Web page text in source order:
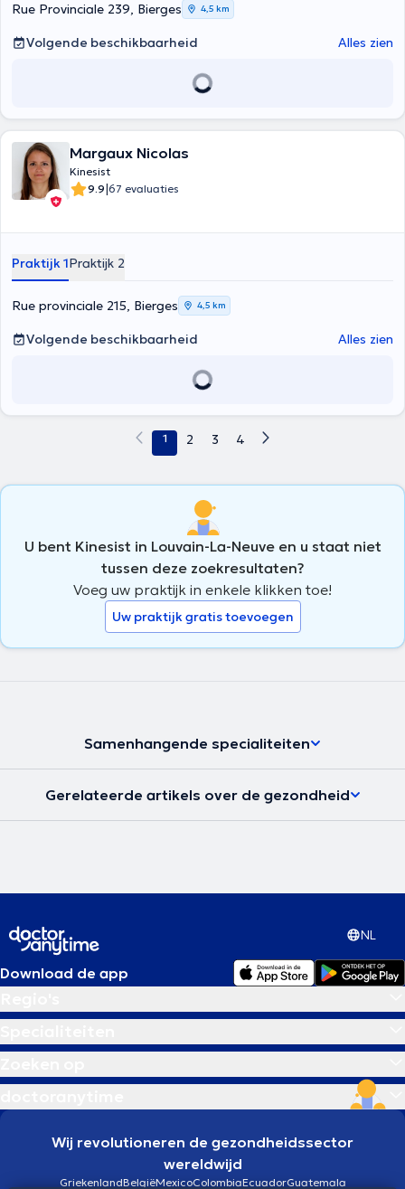
Rue Provinciale 239, Bierges 4,5 km
Volgende beschikbaarheid Alles zien
Margaux Nicolas
Kinesist
9.9|67 evaluaties
Praktijk 1Praktijk 2
Rue provinciale 215, Bierges 4,5 km
Volgende beschikbaarheid Alles zien
1 2 3 4
U bent Kinesist in Louvain-La-Neuve en u staat niet
tussen deze zoekresultaten?
Voeg uw praktijk in enkele klikken toe!
Uw praktijk gratis toevoegen
Samenhangende specialiteiten
Gerelateerde artikels over de gezondheid
NL
Download de app
Wij revolutioneren de gezondheidssector
wereldwijd
GriekenlandBelgiëMexicoColombiaEcuadorGuatemala